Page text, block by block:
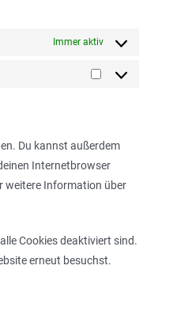
Immer aktiv
Marketing
Du kannst außerdem
Internetbrowser
weitere Information über
Cookies deaktiviert sind.
erneut besuchst.